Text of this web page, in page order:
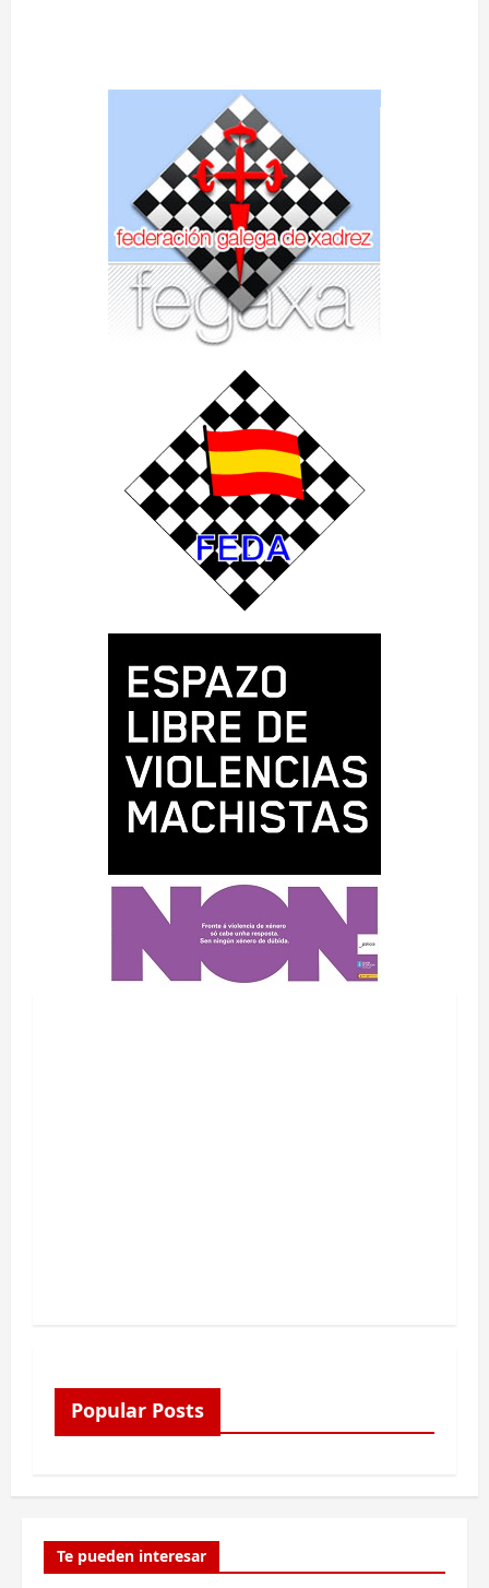
Popular Posts
Te pueden interesar